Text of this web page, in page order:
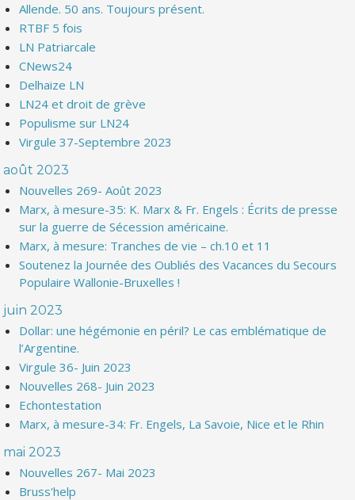
Allende. 50 ans. Toujours présent.
RTBF 5 fois
LN Patriarcale
CNews24
Delhaize LN
LN24 et droit de grève
Populisme sur LN24
Virgule 37-Septembre 2023
août 2023
Nouvelles 269- Août 2023
Marx, à mesure-35: K. Marx & Fr. Engels : Écrits de presse
sur la guerre de Sécession américaine.
Marx, à mesure: Tranches de vie – ch.10 et 11
Soutenez la Journée des Oubliés des Vacances du Secours
Populaire Wallonie-Bruxelles !
juin 2023
Dollar: une hégémonie en péril? Le cas emblématique de
l’Argentine.
Virgule 36- Juin 2023
Nouvelles 268- Juin 2023
Echontestation
Marx, à mesure-34: Fr. Engels, La Savoie, Nice et le Rhin
mai 2023
Nouvelles 267- Mai 2023
Bruss'help